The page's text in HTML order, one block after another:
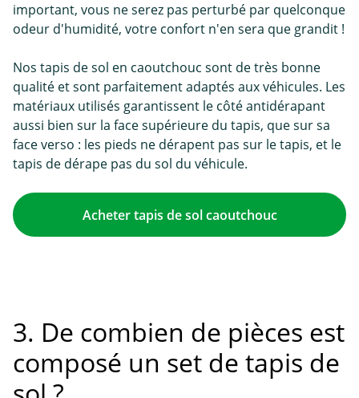
important, vous ne serez pas perturbé par quelconque
odeur d'humidité, votre confort n'en sera que grandit !
Nos tapis de sol en caoutchouc sont de très bonne
qualité et sont parfaitement adaptés aux véhicules. Les
matériaux utilisés garantissent le côté antidérapant
aussi bien sur la face supérieure du tapis, que sur sa
face verso : les pieds ne dérapent pas sur le tapis, et le
tapis de dérape pas du sol du véhicule.
Acheter tapis de sol caoutchouc
3. De combien de pièces est
composé un set de tapis de